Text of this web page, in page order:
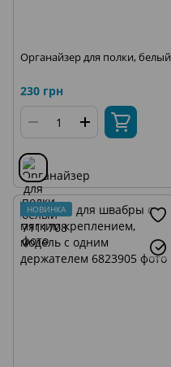
Органайзер для полки, белый
230 грн
НОВИНКА